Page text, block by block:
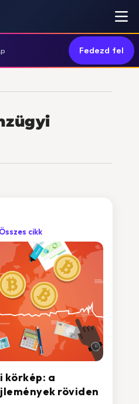
Fedezd fel
körkép: a
röviden
Összes cikk